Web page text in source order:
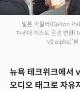
달튼 파칼라(Dalton
차세대 텍스트 음성 변환
v3 alpha)’를
뉴욕 테크위크에서
오디오 태그로 자유